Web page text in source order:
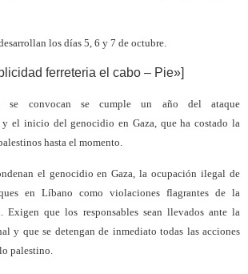
los días 5, 6 y 7 de octubre.
ferreteria el cabo – Pie»]
se convocan se cumple un año del ataque
y el inicio del genocidio en Gaza, que ha costado la
hasta el momento.
el genocidio en Gaza, la ocupación ilegal de
en Líbano como violaciones flagrantes de la
Exigen que los responsables sean llevados ante la
y que se detengan de inmediato todas las acciones
palestino.